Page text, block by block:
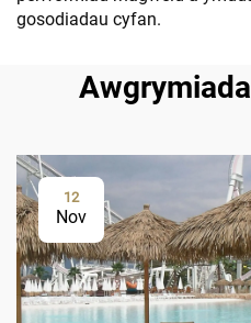
gosodiadau cyfan.
12
Nov